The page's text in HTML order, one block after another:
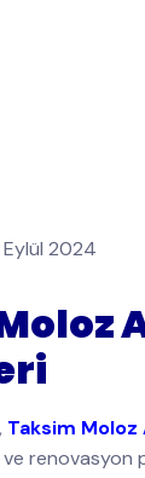
2024
Taksim Moloz
renovasyon